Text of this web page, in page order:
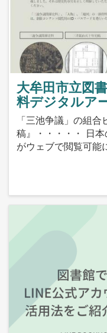
大牟田市立図
料デジタルア
「三池争議」の組
稿』・・・・・ 日
がウェブで閲覧可能